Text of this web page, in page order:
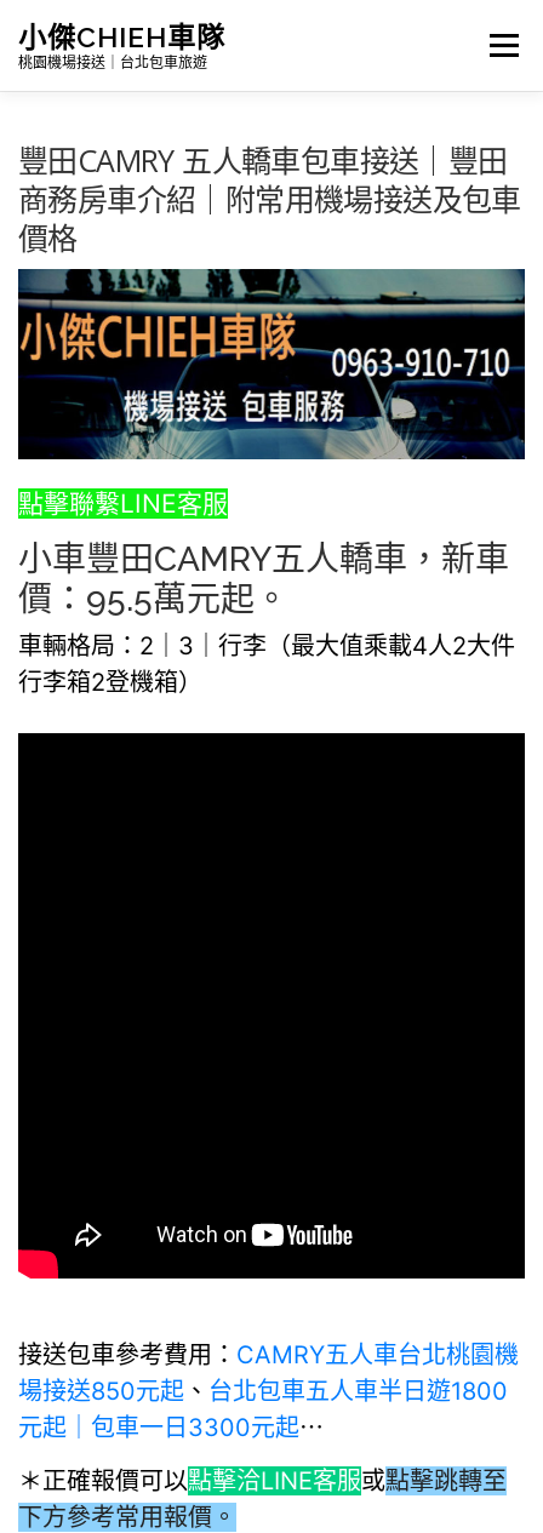
至
主
內
容
小傑CHIEH車隊
桃園機場接送｜台北包車旅遊
選單
Search
首頁 公告訊息｜最新消息
詳細報價|包車及機場接送
台灣景點介紹｜包車旅遊路線
豐田CAMRY 五人轎車包車接送｜豐田
商務房車介紹｜附常用機場接送及包車
價格
點擊聯繫LINE客服
小車豐田CAMRY五人轎車，新車
價：95.5萬元起。
車輛格局：2｜3｜行李（最大值乘載4人2大件
行李箱2登機箱）
接送包車參考費用： CAMRY五人車台北桃園機
場接送850元起 、 台北包車五人車半日遊1800
元起｜包車一日3300元起⋯
＊正確報價可以點擊洽LINE客服或點擊跳轉至
下方參考常用報價。